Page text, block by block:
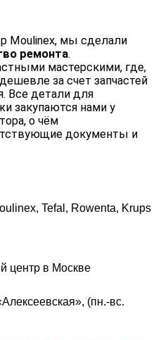
Moulinex, мы сделали
ремонта.
мастерскими, где,
за счет запчастей
Все детали для
закупаются нами у
о чём
документы и
Tefal, Rowenta, Krups
центр в Москве
(пн.-вс.